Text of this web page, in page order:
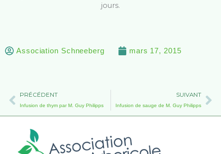
jours.
Association Schneeberg mars 17, 2015
Précédent
PRÉCÉDENT
Infusion de thym par M. Guy Philipps
SUIVANT
Infusion de sauge de M. Guy Philipps